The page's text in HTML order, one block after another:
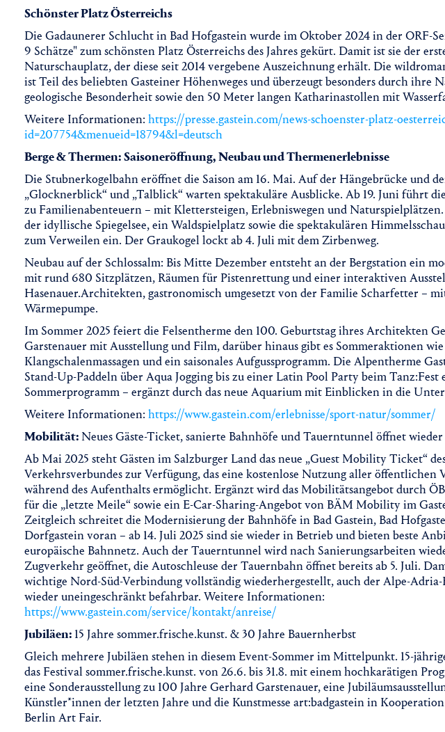
Schönster Platz Österreichs
Die Gadaunerer Schlucht in Bad Hofgastein wurde im Oktober 2024 in der ORF-
9 Schätze" zum schönsten Platz Österreichs des Jahres gekürt. Damit ist sie der
Naturschauplatz, der diese seit 2014 vergebene Auszeichnung erhält. Die
ist Teil des beliebten Gasteiner Höhenweges und überzeugt besonders durch ihre
geologische Besonderheit sowie den 50 Meter langen Katharinastollen mit
Weitere Informationen: https://presse.gastein.com/news-schoenster-platz-
id=207754&menueid=18794&l=deutsch
Berge & Thermen: Saisoneröffnung, Neubau und Thermenerlebnisse
Die Stubnerkogelbahn eröffnet die Saison am 16. Mai. Auf der Hängebrücke und
„Glocknerblick“ und „Talblick“ warten spektakuläre Ausblicke. Ab 19. Juni führt
zu Familienabenteuern – mit Klettersteigen, Erlebniswegen und
der idyllische Spiegelsee, ein Waldspielplatz sowie die spektakulären
zum Verweilen ein. Der Graukogel lockt ab 4. Juli mit dem Zirbenweg.
Neubau auf der Schlossalm: Bis Mitte Dezember entsteht an der Bergstation ein
mit rund 680 Sitzplätzen, Räumen für Pistenrettung und einer interaktiven
Hasenauer.Architekten, gastronomisch umgesetzt von der Familie Scharfetter –
Wärmepumpe.
Im Sommer 2025 feiert die Felsentherme den 100. Geburtstag ihres Architekten
Garstenauer mit Ausstellung und Film, darüber hinaus gibt es Sommeraktionen wie
Klangschalenmassagen und ein saisonales Aufgussprogramm. Die Alpentherme
Stand-Up-Paddeln über Aqua Jogging bis zu einer Latin Pool Party beim Tanz:Fest
Sommerprogramm – ergänzt durch das neue Aquarium mit Einblicken in die
Weitere Informationen: https://www.gastein.com/erlebnisse/sport-natur/sommer/
Mobilität: Neues Gäste-Ticket, sanierte Bahnhöfe und Tauerntunnel öffnet wieder
Ab Mai 2025 steht Gästen im Salzburger Land das neue „Guest Mobility Ticket“
Verkehrsverbundes zur Verfügung, das eine kostenlose Nutzung aller öffentlichen
während des Aufenthalts ermöglicht. Ergänzt wird das Mobilitätsangebot durch
für die „letzte Meile“ sowie ein E-Car-Sharing-Angebot von BÄM Mobility im
Zeitgleich schreitet die Modernisierung der Bahnhöfe in Bad Gastein, Bad
Dorfgastein voran – ab 14. Juli 2025 sind sie wieder in Betrieb und bieten beste
europäische Bahnnetz. Auch der Tauerntunnel wird nach Sanierungsarbeiten
Zugverkehr geöffnet, die Autoschleuse der Tauernbahn öffnet bereits ab 5. Juli.
wichtige Nord-Süd-Verbindung vollständig wiederhergestellt, auch der Alpe-Adria-
wieder uneingeschränkt befahrbar. Weitere Informationen:
https://www.gastein.com/service/kontakt/anreise/
Jubiläen: 15 Jahre sommer.frische.kunst. & 30 Jahre Bauernherbst
Gleich mehrere Jubiläen stehen in diesem Event-Sommer im Mittelpunkt. 15-
das Festival sommer.frische.kunst. von 26.6. bis 31.8. mit einem hochkarätigen
eine Sonderausstellung zu 100 Jahre Gerhard Garstenauer, eine
Künstler*innen der letzten Jahre und die Kunstmesse art:badgastein in
Berlin Art Fair.